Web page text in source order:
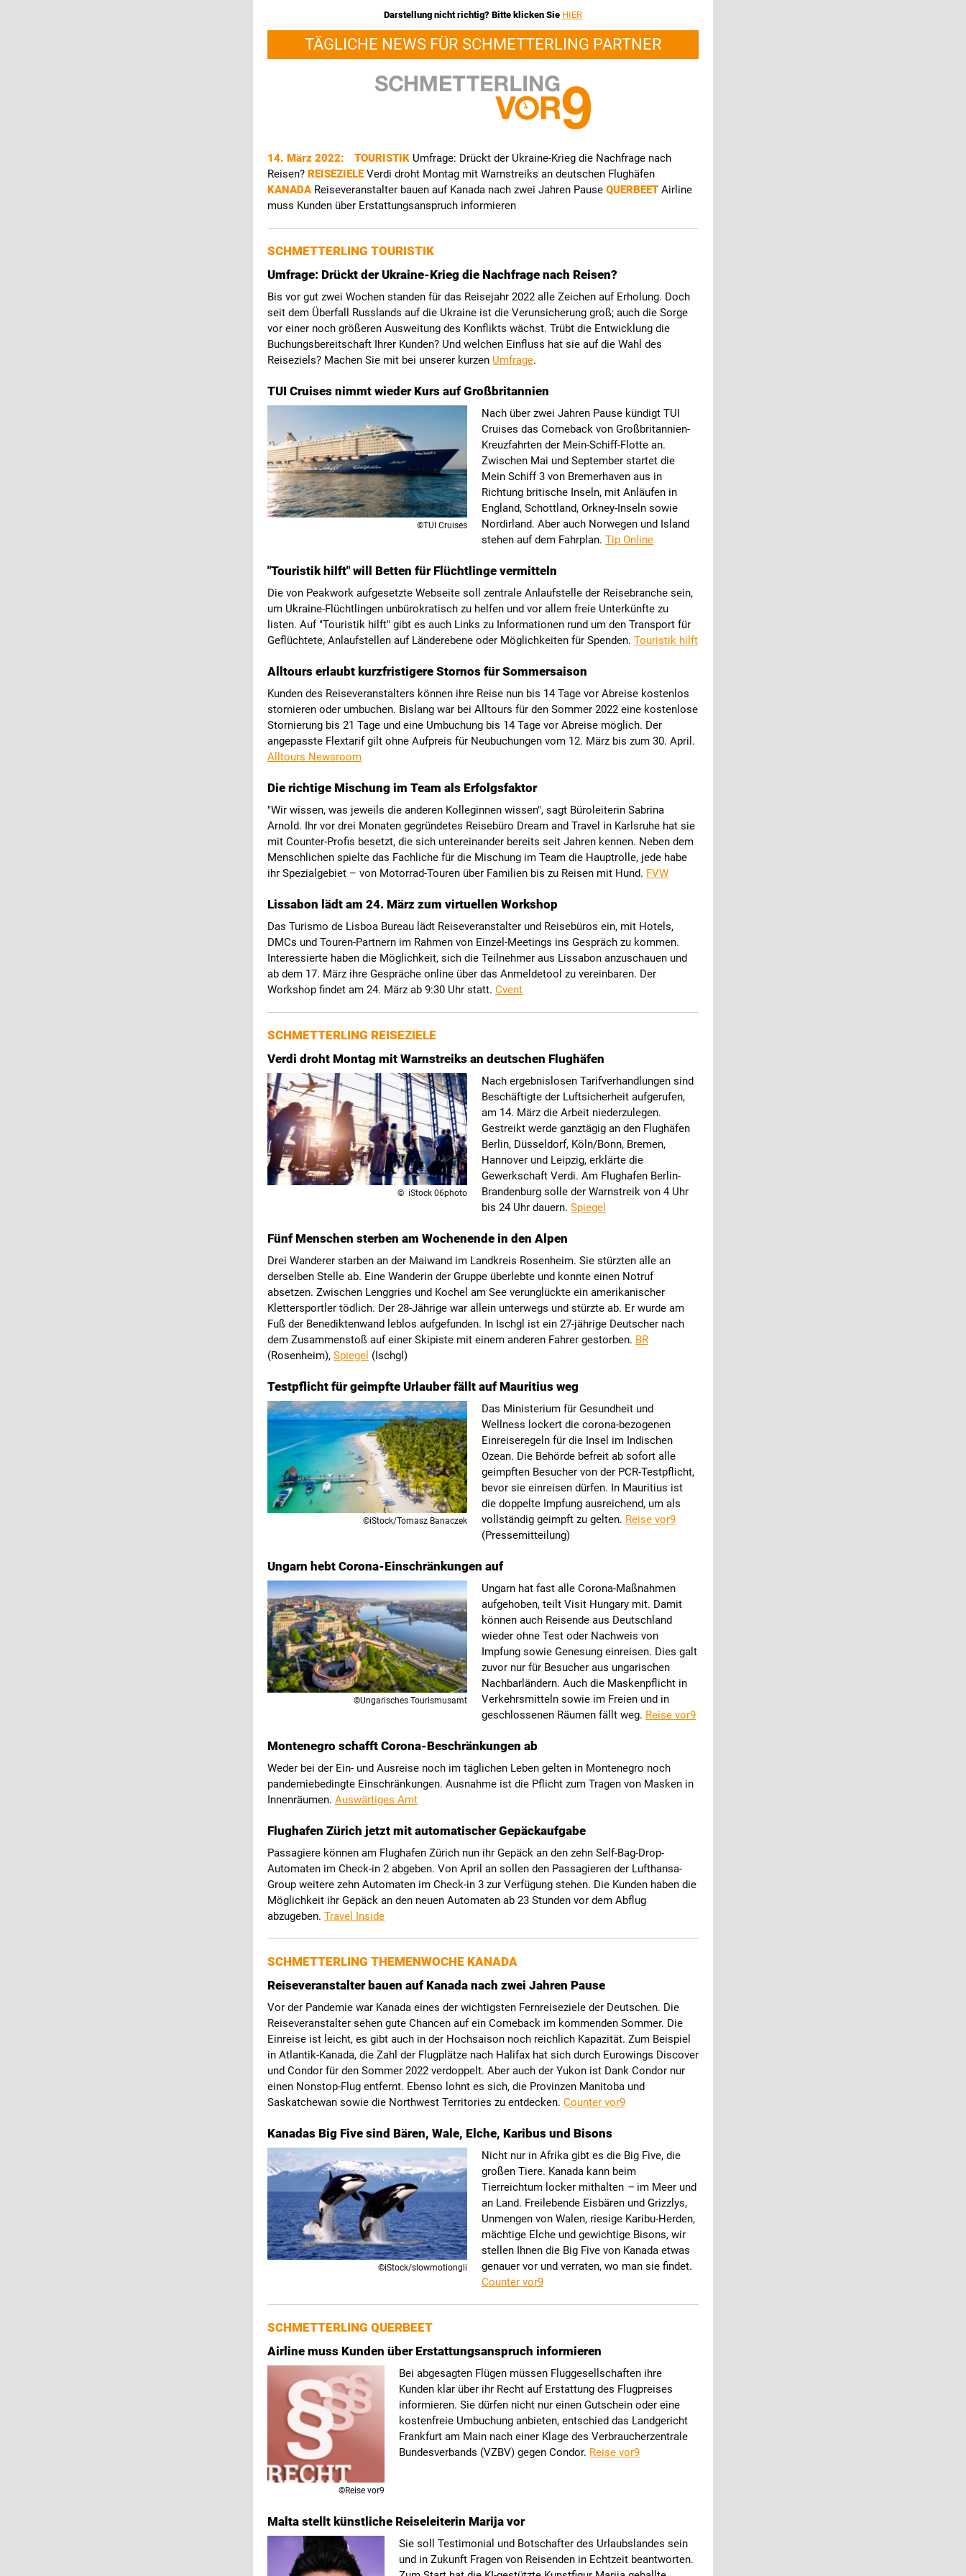
Darstellung nicht richtig? Bitte klicken Sie HIER
TÄGLICHE NEWS FÜR SCHMETTERLING PARTNER
14. März 2022: TOURISTIK Umfrage: Drückt der Ukraine-Krieg die Nachfrage nach
Reisen? REISEZIELEVerdi droht Montag mit Warnstreiks an deutschen Flughäfen
KANADA Reiseveranstalter bauen auf Kanada nach zwei Jahren Pause QUERBEETAirline
muss Kunden über Erstattungsanspruch informieren
SCHMETTERLING TOURISTIK
Umfrage: Drückt der Ukraine-Krieg die Nachfrage nach Reisen?
Bis vor gut zwei Wochen standen für das Reisejahr 2022 alle Zeichen auf Erholung. Doch
seit dem Überfall Russlands auf die Ukraine ist die Verunsicherung groß; auch die Sorge
vor einer noch größeren Ausweitung des Konflikts wächst. Trübt die Entwicklung die
Buchungsbereitschaft Ihrer Kunden? Und welchen Einfluss hat sie auf die Wahl des
Reiseziels? Machen Sie mit bei unserer kurzen Umfrage.
TUI Cruises nimmt wieder Kurs auf Großbritannien
©TUI Cruises
Nach über zwei Jahren Pause kündigt TUI
Cruises das Comeback von Großbritannien-
Kreuzfahrten der Mein-Schiff-Flotte an.
Zwischen Mai und September startet die
Mein Schiff 3 von Bremerhaven aus in
Richtung britische Inseln, mit Anläufen in
England, Schottland, Orkney-Inseln sowie
Nordirland. Aber auch Norwegen und Island
stehen auf dem Fahrplan. Tip Online
"Touristik hilft" will Betten für Flüchtlinge vermitteln
Die von Peakwork aufgesetzte Webseite soll zentrale Anlaufstelle der Reisebranche sein,
um Ukraine-Flüchtlingen unbürokratisch zu helfen und vor allem freie Unterkünfte zu
listen. Auf "Touristik hilft" gibt es auch Links zu Informationen rund um den Transport für
Geflüchtete, Anlaufstellen auf Länderebene oder Möglichkeiten für Spenden. Touristik hilft
Alltours erlaubt kurzfristigere Stornos für Sommersaison
Kunden des Reiseveranstalters können ihre Reise nun bis 14 Tage vor Abreise kostenlos
stornieren oder umbuchen. Bislang war bei Alltours für den Sommer 2022 eine kostenlose
Stornierung bis 21 Tage und eine Umbuchung bis 14 Tage vor Abreise möglich. Der
angepasste Flextarif gilt ohne Aufpreis für Neubuchungen vom 12. März bis zum 30. April.
Alltours Newsroom
Die richtige Mischung im Team als Erfolgsfaktor
"Wir wissen, was jeweils die anderen Kolleginnen wissen", sagt Büroleiterin Sabrina
Arnold. Ihr vor drei Monaten gegründetes Reisebüro Dream and Travel in Karlsruhe hat sie
mit Counter-Profis besetzt, die sich untereinander bereits seit Jahren kennen. Neben dem
Menschlichen spielte das Fachliche für die Mischung im Team die Hauptrolle, jede habe
ihr Spezialgebiet – von Motorrad-Touren über Familien bis zu Reisen mit Hund. FVW
Lissabon lädt am 24. März zum virtuellen Workshop
Das Turismo de Lisboa Bureau lädt Reiseveranstalter und Reisebüros ein, mit Hotels,
DMCs und Touren-Partnern im Rahmen von Einzel-Meetings ins Gespräch zu kommen.
Interessierte haben die Möglichkeit, sich die Teilnehmer aus Lissabon anzuschauen und
ab dem 17. März ihre Gespräche online über das Anmeldetool zu vereinbaren. Der
Workshop findet am 24. März ab 9:30 Uhr statt. Cvent
SCHMETTERLING REISEZIELE
Verdi droht Montag mit Warnstreiks an deutschen Flughäfen
© iStock 06photo
Nach ergebnislosen Tarifverhandlungen sind
Beschäftigte der Luftsicherheit aufgerufen,
am 14. März die Arbeit niederzulegen.
Gestreikt werde ganztägig an den Flughäfen
Berlin, Düsseldorf, Köln/Bonn, Bremen,
Hannover und Leipzig, erklärte die
Gewerkschaft Verdi. Am Flughafen Berlin-
Brandenburg solle der Warnstreik von 4 Uhr
bis 24 Uhr dauern. Spiegel
Fünf Menschen sterben am Wochenende in den Alpen
Drei Wanderer starben an der Maiwand im Landkreis Rosenheim. Sie stürzten alle an
derselben Stelle ab. Eine Wanderin der Gruppe überlebte und konnte einen Notruf
absetzen. Zwischen Lenggries und Kochel am See verunglückte ein amerikanischer
Klettersportler tödlich. Der 28-Jährige war allein unterwegs und stürzte ab. Er wurde am
Fuß der Benediktenwand leblos aufgefunden. In Ischgl ist ein 27-jährige Deutscher nach
dem Zusammenstoß auf einer Skipiste mit einem anderen Fahrer gestorben. BR
(Rosenheim), Spiegel (Ischgl)
Testpflicht für geimpfte Urlauber fällt auf Mauritius weg
©iStock/Tomasz Banaczek
Das Ministerium für Gesundheit und
Wellness lockert die corona-bezogenen
Einreiseregeln für die Insel im Indischen
Ozean. Die Behörde befreit ab sofort alle
geimpften Besucher von der PCR-Testpflicht,
bevor sie einreisen dürfen. In Mauritius ist
die doppelte Impfung ausreichend, um als
vollständig geimpft zu gelten. Reise vor9
(Pressemitteilung)
Ungarn hebt Corona-Einschränkungen auf
©Ungarisches Tourismusamt
Ungarn hat fast alle Corona-Maßnahmen
aufgehoben, teilt Visit Hungary mit. Damit
können auch Reisende aus Deutschland
wieder ohne Test oder Nachweis von
Impfung sowie Genesung einreisen. Dies galt
zuvor nur für Besucher aus ungarischen
Nachbarländern. Auch die Maskenpflicht in
Verkehrsmitteln sowie im Freien und in
geschlossenen Räumen fällt weg. Reise vor9
Montenegro schafft Corona-Beschränkungen ab
Weder bei der Ein- und Ausreise noch im täglichen Leben gelten in Montenegro noch
pandemiebedingte Einschränkungen. Ausnahme ist die Pflicht zum Tragen von Masken in
Innenräumen. Auswärtiges Amt
Flughafen Zürich jetzt mit automatischer Gepäckaufgabe
Passagiere können am Flughafen Zürich nun ihr Gepäck an den zehn Self-Bag-Drop-
Automaten im Check-in 2 abgeben. Von April an sollen den Passagieren der Lufthansa-
Group weitere zehn Automaten im Check-in 3 zur Verfügung stehen. Die Kunden haben die
Möglichkeit ihr Gepäck an den neuen Automaten ab 23 Stunden vor dem Abflug
abzugeben. Travel Inside
SCHMETTERLING THEMENWOCHE KANADA
Reiseveranstalter bauen auf Kanada nach zwei Jahren Pause
Vor der Pandemie war Kanada eines der wichtigsten Fernreiseziele der Deutschen. Die
Reiseveranstalter sehen gute Chancen auf ein Comeback im kommenden Sommer. Die
Einreise ist leicht, es gibt auch in der Hochsaison noch reichlich Kapazität. Zum Beispiel
in Atlantik-Kanada, die Zahl der Flugplätze nach Halifax hat sich durch Eurowings Discover
und Condor für den Sommer 2022 verdoppelt. Aber auch der Yukon ist Dank Condor nur
einen Nonstop-Flug entfernt. Ebenso lohnt es sich, die Provinzen Manitoba und
Saskatchewan sowie die Northwest Territories zu entdecken. Counter vor9
Kanadas Big Five sind Bären, Wale, Elche, Karibus und Bisons
©iStock/slowmotiongli
Nicht nur in Afrika gibt es die Big Five, die
großen Tiere. Kanada kann beim
Tierreichtum locker mithalten – im Meer und
an Land. Freilebende Eisbären und Grizzlys,
Unmengen von Walen, riesige Karibu-Herden,
mächtige Elche und gewichtige Bisons, wir
stellen Ihnen die Big Five von Kanada etwas
genauer vor und verraten, wo man sie findet.
Counter vor9
SCHMETTERLING QUERBEET
Airline muss Kunden über Erstattungsanspruch informieren
©Reise vor9
Bei abgesagten Flügen müssen Fluggesellschaften ihre
Kunden klar über ihr Recht auf Erstattung des Flugpreises
informieren. Sie dürfen nicht nur einen Gutschein oder eine
kostenfreie Umbuchung anbieten, entschied das Landgericht
Frankfurt am Main nach einer Klage des Verbraucherzentrale
Bundesverbands (VZBV) gegen Condor. Reise vor9
Malta stellt künstliche Reiseleiterin Marija vor
Sie soll Testimonial und Botschafter des Urlaubslandes sein
und in Zukunft Fragen von Reisenden in Echtzeit beantworten.